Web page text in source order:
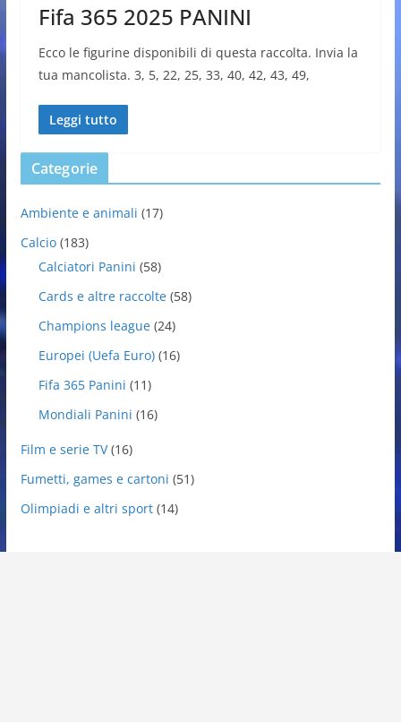
Fifa 365 2025 PANINI
Ecco le figurine disponibili di questa raccolta. Invia la
tua mancolista. 3, 5, 22, 25, 33, 40, 42, 43, 49,
Leggi tutto
Categorie
Ambiente e animali (17)
Calcio(183)
Calciatori Panini (58)
Cards e altre raccolte(58)
Champions league(24)
Europei (Uefa Euro)(16)
Fifa 365 Panini (11)
Mondiali Panini (16)
Film e serie TV(16)
Fumetti, games e cartoni (51)
Olimpiadi e altri sport(14)